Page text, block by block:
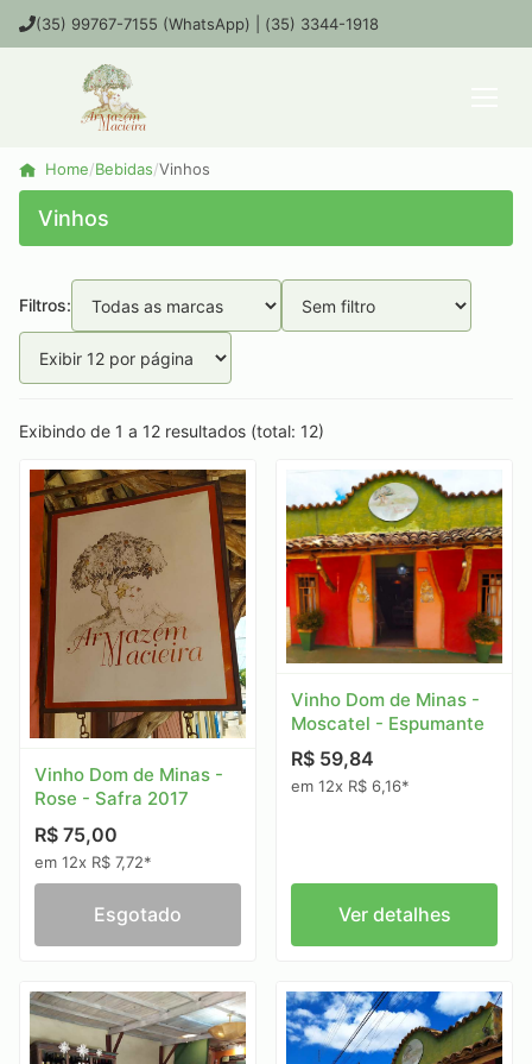
(35) 99767-7155 (WhatsApp) | (35) 3344-1918
Home/Bebidas/Vinhos
Vinhos
Filtros:
Exibindo de 1 a 12 resultados (total: 12)
Vinho Dom de Minas -
Rose - Safra 2017
R$ 75,00
em 12x R$ 7,72*
Esgotado
Vinho Dom de Minas -
Moscatel - Espumante
R$ 59,84
em 12x R$ 6,16*
Ver detalhes